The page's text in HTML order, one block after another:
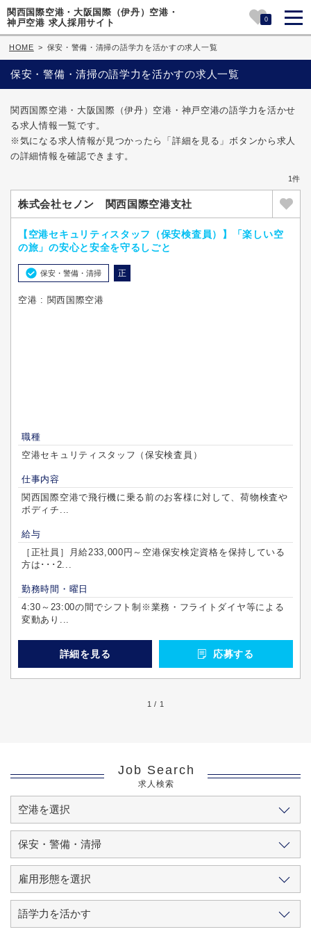
関西国際空港・大阪国際（伊丹）空港・
神戸空港 求人採用サイト
0
HOME > 保安・警備・清掃の語学力を活かすの求人一覧
保安・警備・清掃の語学力を活かすの求人一覧
関西国際空港・大阪国際（伊丹）空港・神戸空港の語学力を活かせ
る求人情報一覧です。
※気になる求人情報が見つかったら「詳細を見る」ボタンから求人
の詳細情報を確認できます。
1件
株式会社セノン 関西国際空港支社
【空港セキュリティスタッフ（保安検査員）】「楽しい空
の旅」の安心と安全を守るしごと
保安・警備・清掃 正
空港 : 関西国際空港
職種
空港セキュリティスタッフ（保安検査員）
仕事内容
関西国際空港で飛行機に乗る前のお客様に対して、荷物検査や
ボディチ...
給与
［正社員］月給233,000円～空港保安検定資格を保持している
方は･･･2...
勤務時間・曜日
4:30～23:00の間でシフト制※業務・フライトダイヤ等による
変動あり...
詳細を見る 応募する
1 / 1
Job Search
求人検索